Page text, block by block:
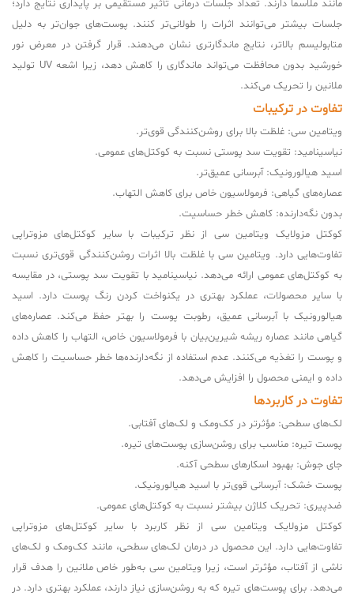
مانند ملاسما دارند. تعداد جلسات درمانی تأثیر مستقیمی بر پایداری نتایج دارد؛
جلسات بیشتر می‌توانند اثرات را طولانی‌تر کنند. پوست‌های جوان‌تر به دلیل
متابولیسم بالاتر، نتایج ماندگارتری نشان می‌دهند. قرار گرفتن در معرض نور
خورشید بدون محافظت می‌تواند ماندگاری را کاهش دهد، زیرا اشعه UV تولید
ملانین را تحریک می‌کند.
تفاوت در ترکیبات
ویتامین سی: غلظت بالا برای روشن‌کنندگی قوی‌تر.
نیاسینامید: تقویت سد پوستی نسبت به کوکتل‌های عمومی.
اسید هیالورونیک: آبرسانی عمیق‌تر.
عصاره‌های گیاهی: فرمولاسیون خاص برای کاهش التهاب.
بدون نگه‌دارنده: کاهش خطر حساسیت.
کوکتل مزولایک ویتامین سی از نظر ترکیبات با سایر کوکتل‌های مزوتراپی
تفاوت‌هایی دارد. ویتامین سی با غلظت بالا اثرات روشن‌کنندگی قوی‌تری نسبت
به کوکتل‌های عمومی ارائه می‌دهد. نیاسینامید با تقویت سد پوستی، در مقایسه
با سایر محصولات، عملکرد بهتری در یکنواخت کردن رنگ پوست دارد. اسید
هیالورونیک با آبرسانی عمیق، رطوبت پوست را بهتر حفظ می‌کند. عصاره‌های
گیاهی مانند عصاره ریشه شیرین‌بیان با فرمولاسیون خاص، التهاب را کاهش داده
و پوست را تغذیه می‌کنند. عدم استفاده از نگه‌دارنده‌ها خطر حساسیت را کاهش
داده و ایمنی محصول را افزایش می‌دهد.
تفاوت در کاربردها
لک‌های سطحی: مؤثرتر در کک‌ومک و لک‌های آفتابی.
پوست تیره: مناسب برای روشن‌سازی پوست‌های تیره.
جای جوش: بهبود اسکارهای سطحی آکنه.
پوست خشک: آبرسانی قوی‌تر با اسید هیالورونیک.
ضدپیری: تحریک کلاژن بیشتر نسبت به کوکتل‌های عمومی.
کوکتل مزولایک ویتامین سی از نظر کاربرد با سایر کوکتل‌های مزوتراپی
تفاوت‌هایی دارد. این محصول در درمان لک‌های سطحی، مانند کک‌ومک و لک‌های
ناشی از آفتاب، مؤثرتر است، زیرا ویتامین سی به‌طور خاص ملانین را هدف قرار
می‌دهد. برای پوست‌های تیره که به روشن‌سازی نیاز دارند، عملکرد بهتری دارد. در